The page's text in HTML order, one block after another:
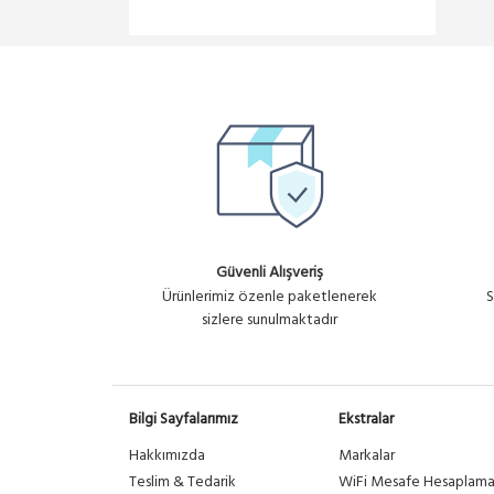
Güvenli Alışveriş
Ürünlerimiz özenle paketlenerek
sizlere sunulmaktadır
Bilgi Sayfalarımız
Hakkımızda
Teslim & Tedarik
Ekstralar
Markalar
WiFi Mesafe Hesaplama